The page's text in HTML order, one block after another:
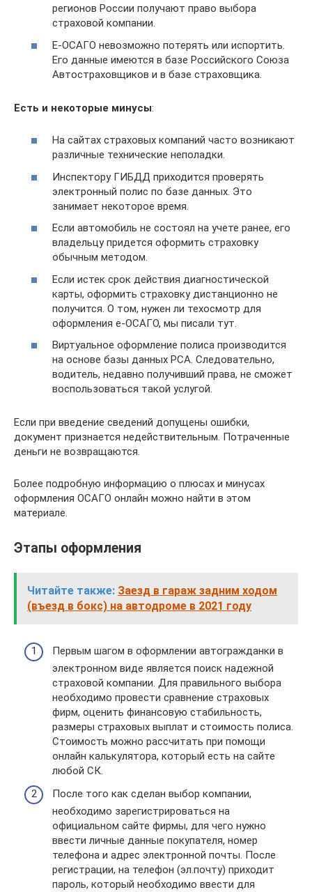
регионов России получают право выбора
страховой компании.
Е-ОСАГО невозможно потерять или испортить.
Его данные имеются в базе Российского Союза
Автостраховщиков и в базе страховщика.
Есть и некоторые минусы:
На сайтах страховых компаний часто возникают
различные технические неполадки.
Инспектору ГИБДД приходится проверять
электронный полис по базе данных. Это
занимает некоторое время.
Если автомобиль не состоял на учете ранее, его
владельцу придется оформить страховку
обычным методом.
Если истек срок действия диагностической
карты, оформить страховку дистанционно не
получится. О том, нужен ли техосмотр для
оформления е-ОСАГО, мы писали тут.
Виртуальное оформление полиса производится
на основе базы данных РСА. Следовательно,
водитель, недавно получивший права, не сможет
воспользоваться такой услугой.
Если при введение сведений допущены ошибки,
документ признается недействительным. Потраченные
деньги не возвращаются.
Более подробную информацию о плюсах и минусах
оформления ОСАГО онлайн можно найти в этом
материале.
Этапы оформления
Читайте также: Заезд в гараж задним ходом
(въезд в бокс) на автодроме в 2021 году
Первым шагом в оформлении автогражданки в
электронном виде является поиск надежной
страховой компании. Для правильного выбора
необходимо провести сравнение страховых
фирм, оценить финансовую стабильность,
размеры страховых выплат и стоимость полиса.
Стоимость можно рассчитать при помощи
онлайн калькулятора, который есть на сайте
любой СК.
После того как сделан выбор компании,
необходимо зарегистрироваться на
официальном сайте фирмы, для чего нужно
ввести личные данные покупателя, номер
телефона и адрес электронной почты. После
регистрации, на телефон (эл.почту) приходит
пароль, который необходимо ввести для